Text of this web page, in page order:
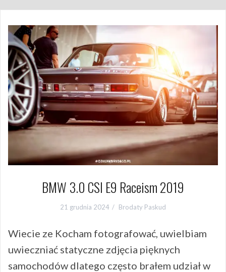
BMW 3.0 CSI E9 Raceism 2019
21 grudnia 2024 Brodaty Paskud
Wiecie ze Kocham fotografować, uwielbiam
uwieczniać statyczne zdjęcia pięknych
samochodów dlatego często brałem udział w